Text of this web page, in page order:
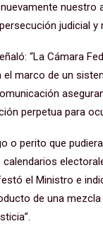
judicial y
“La Cámara
marco de un
perpetua para
o perito que
el Ministro e
de una